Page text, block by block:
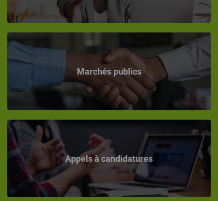
Marchés publics
Appels à candidatures